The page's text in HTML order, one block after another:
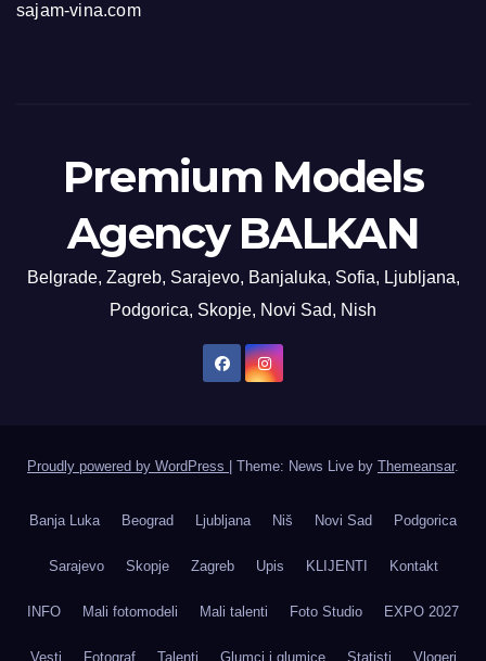
sajam-vina.com
Premium Models
Agency BALKAN
Belgrade, Zagreb, Sarajevo, Banjaluka, Sofia, Ljubljana,
Podgorica, Skopje, Novi Sad, Nish
Proudly powered by WordPress Theme: News Live by Themeansar.
Banja Luka Beograd Ljubljana Niš Novi Sad Podgorica
Sarajevo Skopje Zagreb Upis KLIJENTI Kontakt
INFO Mali fotomodeli Mali talenti Foto Studio EXPO 2027
Vesti Fotograf Talenti Glumci i glumice Statisti Vlogeri